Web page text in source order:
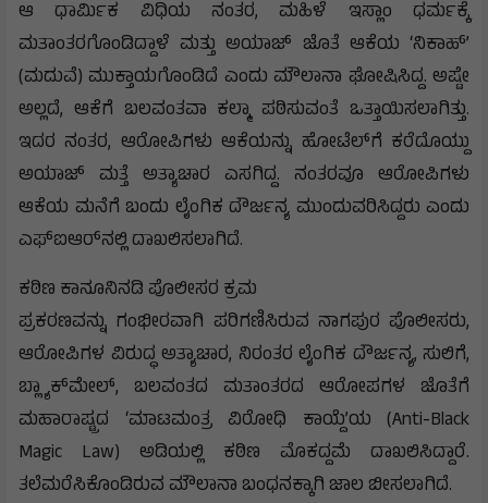
ಆ ಧಾರ್ಮಿಕ ವಿಧಿಯ ನಂತರ, ಮಹಿಳೆ ಇಸ್ಲಾಂ ಧರ್ಮಕ್ಕೆ
ಮತಾಂತರಗೊಂಡಿದ್ದಾಳೆ ಮತ್ತು ಅಯಾಜ್ ಜೊತೆ ಆಕೆಯ ‘ನಿಕಾಹ್’
(ಮದುವೆ) ಮುಕ್ತಾಯಗೊಂಡಿದೆ ಎಂದು ಮೌಲಾನಾ ಘೋಷಿಸಿದ್ದ. ಅಷ್ಟೇ
ಅಲ್ಲದೆ, ಆಕೆಗೆ ಬಲವಂತವಾ ಕಲ್ಮಾ ಪಠಿಸುವಂತೆ ಒತ್ತಾಯಿಸಲಾಗಿತ್ತು.
ಇದರ ನಂತರ, ಆರೋಪಿಗಳು ಆಕೆಯನ್ನು ಹೋಟೆಲ್‌ಗೆ ಕರೆದೊಯ್ದು
ಅಯಾಜ್ ಮತ್ತೆ ಅತ್ಯಾಚಾರ ಎಸಗಿದ್ದ. ನಂತರವೂ ಆರೋಪಿಗಳು
ಆಕೆಯ ಮನೆಗೆ ಬಂದು ಲೈಂಗಿಕ ದೌರ್ಜನ್ಯ ಮುಂದುವರಿಸಿದ್ದರು ಎಂದು
ಎಫ್‌ಐಆರ್‌ನಲ್ಲಿ ದಾಖಲಿಸಲಾಗಿದೆ.
ಕಠಿಣ ಕಾನೂನಿನಡಿ ಪೊಲೀಸರ ಕ್ರಮ
ಪ್ರಕರಣವನ್ನು ಗಂಭೀರವಾಗಿ ಪರಿಗಣಿಸಿರುವ ನಾಗಪುರ ಪೊಲೀಸರು,
ಆರೋಪಿಗಳ ವಿರುದ್ಧ ಅತ್ಯಾಚಾರ, ನಿರಂತರ ಲೈಂಗಿಕ ದೌರ್ಜನ್ಯ, ಸುಲಿಗೆ,
ಬ್ಲ್ಯಾಕ್‌ಮೇಲ್, ಬಲವಂತದ ಮತಾಂತರದ ಆರೋಪಗಳ ಜೊತೆಗೆ
ಮಹಾರಾಷ್ಟ್ರದ ‘ಮಾಟಮಂತ್ರ ವಿರೋಧಿ ಕಾಯ್ದೆ’ಯ (Anti-Black
Magic Law) ಅಡಿಯಲ್ಲಿ ಕಠಿಣ ಮೊಕದ್ದಮೆ ದಾಖಲಿಸಿದ್ದಾರೆ.
ತಲೆಮರೆಸಿಕೊಂಡಿರುವ ಮೌಲಾನಾ ಬಂಧನಕ್ಕಾಗಿ ಜಾಲ ಬೀಸಲಾಗಿದೆ.